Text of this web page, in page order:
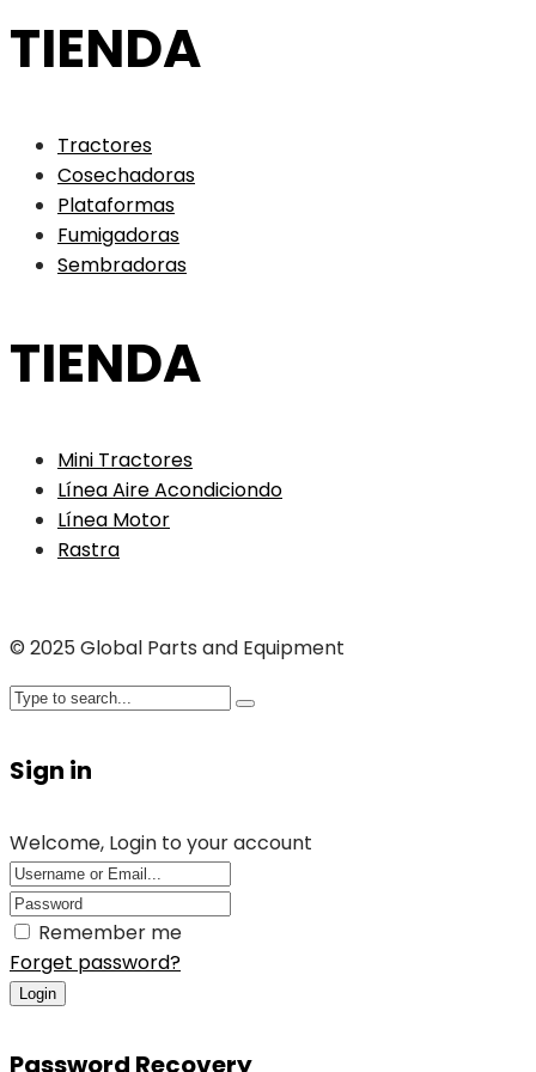
TIENDA
Tractores
Cosechadoras
Plataformas
Fumigadoras
Sembradoras
TIENDA
Mini Tractores
Línea Aire Acondiciondo
Línea Motor
Rastra
© 2025 Global Parts and Equipment
Sign in
Welcome, Login to your account
Remember me
Forget password?
Login
Password Recovery